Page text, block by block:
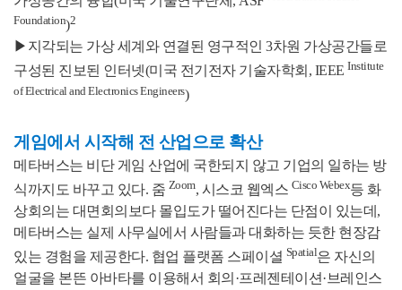
Foundation)2
▶ 지각되는 가상 세계와 연결된 영구적인 3차원 가상공간들로
구성된 진보된 인터넷(미국 전기전자 기술자학회, IEEE Institute
of Electrical and Electronics Engineers)
게임에서 시작해 전 산업으로 확산
메타버스는 비단 게임 산업에 국한되지 않고 기업의 일하는 방
식까지도 바꾸고 있다. 줌 Zoom, 시스코 웹엑스 Cisco Webex등 화
상회의는 대면회의보다 몰입도가 떨어진다는 단점이 있는데,
메타버스는 실제 사무실에서 사람들과 대화하는 듯한 현장감
있는 경험을 제공한다. 협업 플랫폼 스페이셜 Spatial은 자신의
얼굴을 본뜬 아바타를 이용해서 회의·프레젠테이션·브레인스